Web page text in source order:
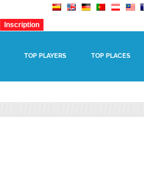
TOP PLAYERS TOP PLACES